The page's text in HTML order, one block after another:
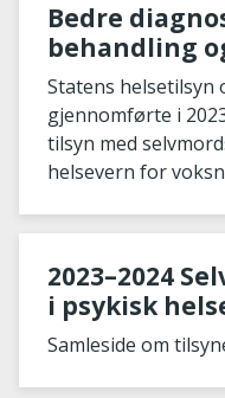
Bedre
behandling
for selvmord
Statens
gjennomførte i
tilsyn med
helsevern for
2023–2024
i psykisk
Samleside om